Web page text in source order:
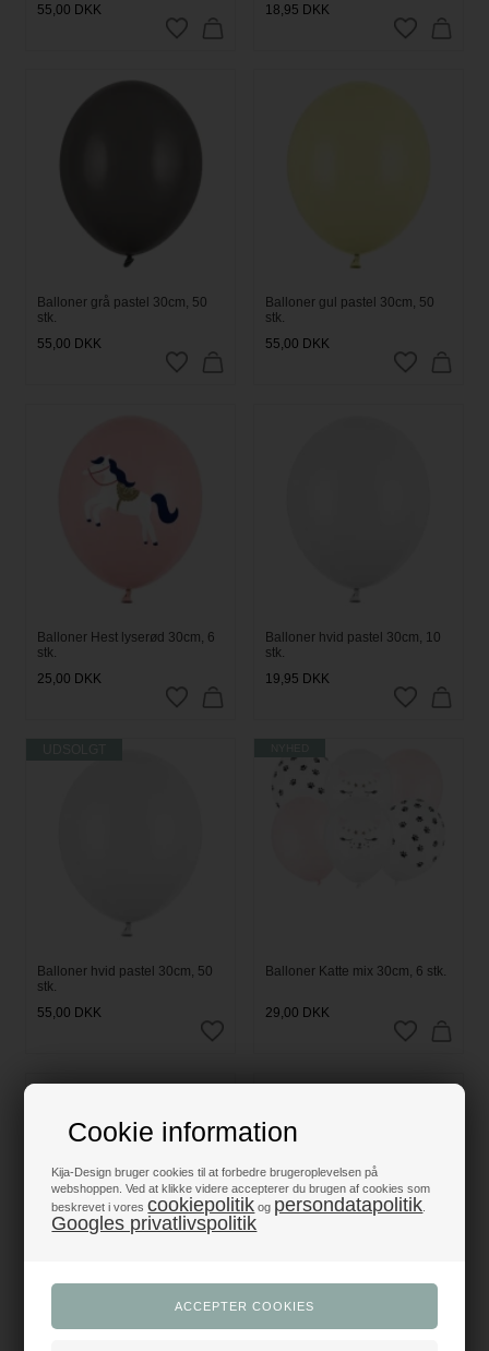
Cookie information
Kija-Design bruger cookies til at forbedre brugeroplevelsen på
webshoppen. Ved at klikke videre accepterer du brugen af cookies som
beskrevet i vorescookiepolitik og persondatapolitik
Googles privatlivspolitik
55,00 DKK
18,95 DKK
Balloner grå pastel 30cm, 50
stk.
55,00 DKK
Balloner gul pastel 30cm, 50
stk.
55,00 DKK
Balloner Hest lyserød 30cm, 6
stk.
25,00 DKK
Balloner hvid pastel 30cm, 10
stk.
19,95 DKK
Balloner hvid pastel 30cm, 50
stk.
55,00 DKK
Balloner Katte mix 30cm, 6 stk.
29,00 DKK
Balloner Kæledyr Hund og Kat
Balloner lilla metallic 30cm, 10